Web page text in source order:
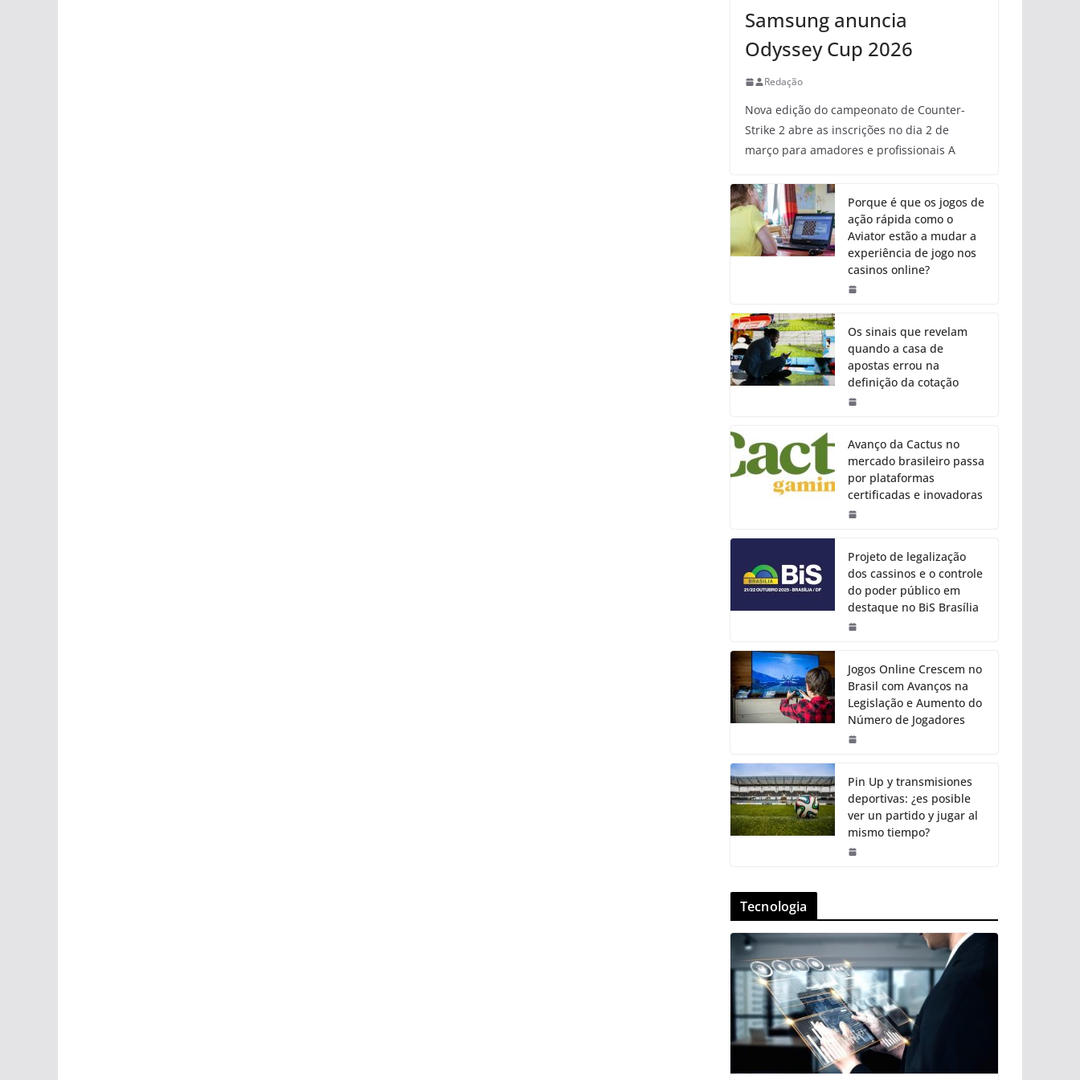
Samsung anuncia
Odyssey Cup 2026
Redação
Nova edição do campeonato de Counter-
Strike 2 abre as inscrições no dia 2 de
março para amadores e profissionais A
Porque é que os jogos de
ação rápida como o
Aviator estão a mudar a
experiência de jogo nos
casinos online?
Os sinais que revelam
quando a casa de
apostas errou na
definição da cotação
Avanço da Cactus no
mercado brasileiro passa
por plataformas
certificadas e inovadoras
Projeto de legalização
dos cassinos e o controle
do poder público em
destaque no BiS Brasília
Jogos Online Crescem no
Brasil com Avanços na
Legislação e Aumento do
Número de Jogadores
Pin Up y transmisiones
deportivas: ¿es posible
ver un partido y jugar al
mismo tiempo?
Tecnologia